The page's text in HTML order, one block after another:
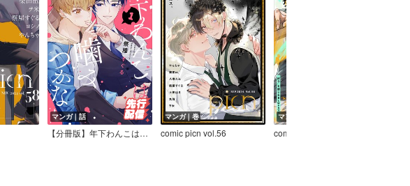
マンガ｜話
【分冊版】年下わんこは噛みつかない
マンガ｜巻
comic picn vol.56
マンガ｜巻
comic picn vol.54